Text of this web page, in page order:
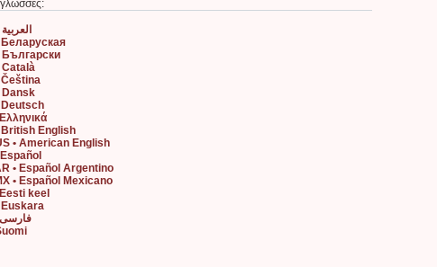
• AR • العربية
Беларуская
Български
Català
Čeština
Dansk
Deutsch
British English
• American English
Español
• Español Argentino
• Español Mexicano
Eesti keel
Euskara
• FA • فارسی